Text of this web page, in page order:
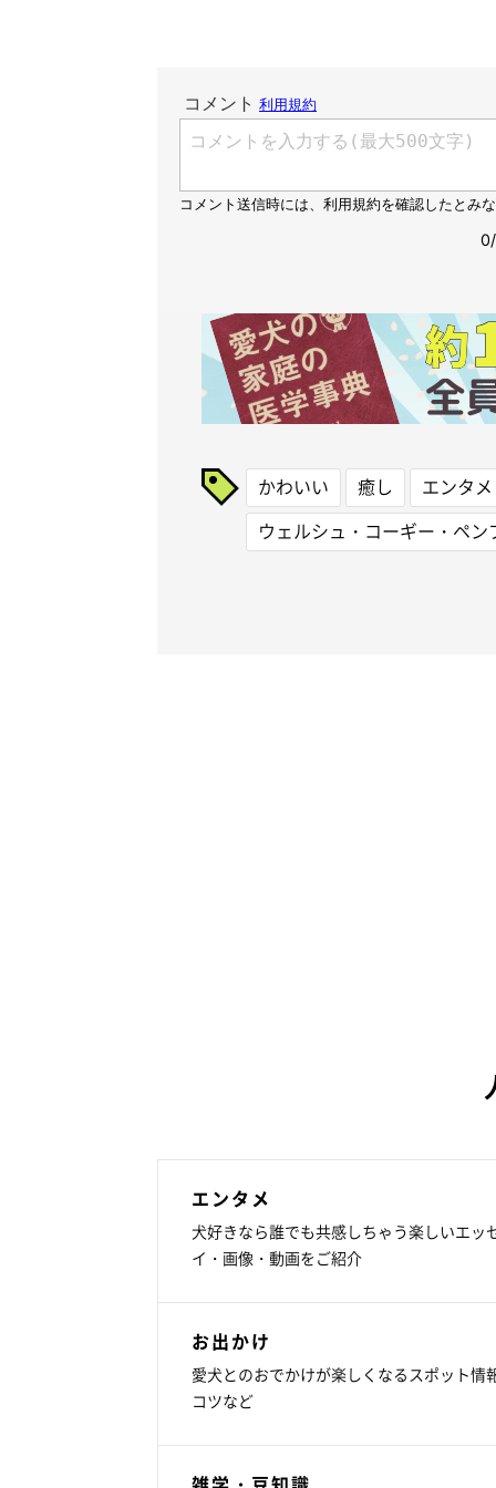
かわいい 癒し エンタメ
ウェルシュ・コーギー・ペン
エンタメ
犬好きなら誰でも共感しちゃう楽しいエッ
イ・画像・動画をご紹介
お出かけ
愛犬とのおでかけが楽しくなるスポット情
コツなど